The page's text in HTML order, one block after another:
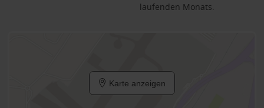
laufenden Monats.
Karte anzeigen